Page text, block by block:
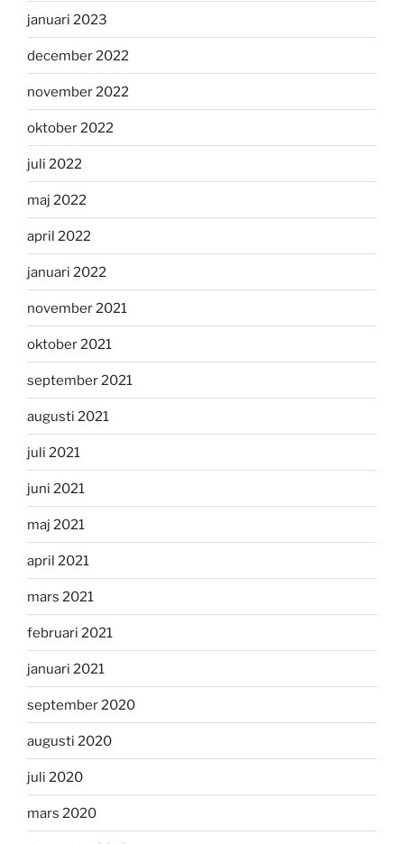
januari 2023
december 2022
november 2022
oktober 2022
juli 2022
maj 2022
april 2022
januari 2022
november 2021
oktober 2021
september 2021
augusti 2021
juli 2021
juni 2021
maj 2021
april 2021
mars 2021
februari 2021
januari 2021
september 2020
augusti 2020
juli 2020
mars 2020